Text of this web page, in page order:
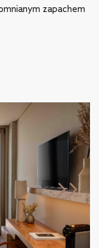
zapachem